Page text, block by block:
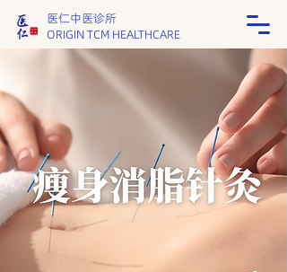
医仁中医诊所
ORIGIN TCM HEALTHCARE